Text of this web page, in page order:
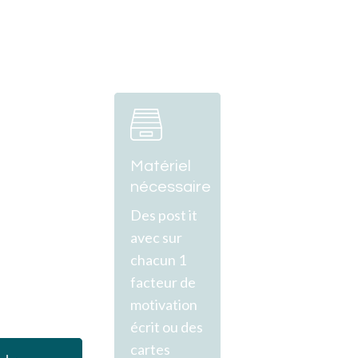
Matériel
nécessaire
Des post it
avec sur
chacun 1
facteur de
motivation
écrit ou des
cartes